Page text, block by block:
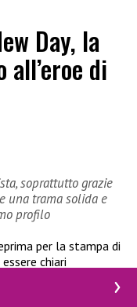
Day, la
di
soprattutto grazie
una trama solida e
profilo
per la stampa di
chiari
punto di vista. Con
dello